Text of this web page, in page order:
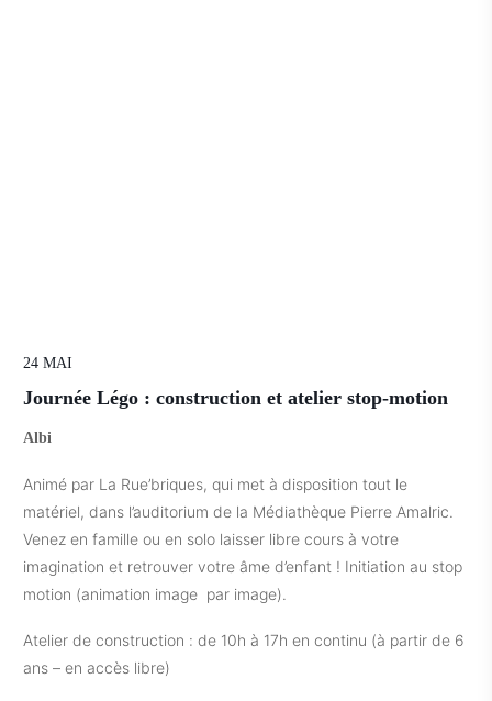
24 MAI
Journée Légo : construction et atelier stop-motion
Albi
Animé par La Rue’briques, qui met à disposition tout le
matériel, dans l’auditorium de la Médiathèque Pierre Amalric.
Venez en famille ou en solo laisser libre cours à votre
imagination et retrouver votre âme d’enfant ! Initiation au stop
motion (animation image par image).
Atelier de construction : de 10h à 17h en continu (à partir de 6
ans – en accès libre)